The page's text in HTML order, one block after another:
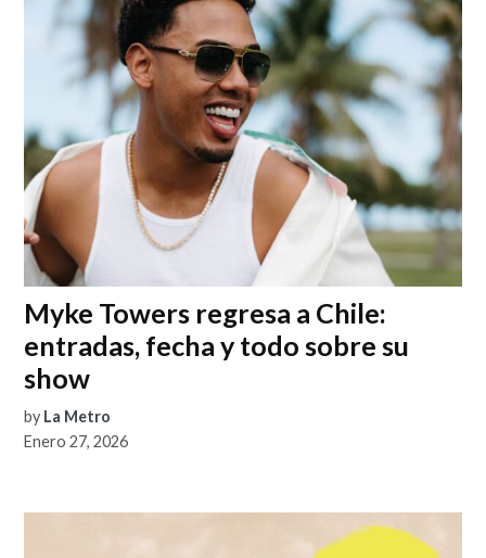
Myke Towers regresa a Chile:
entradas, fecha y todo sobre su
show
by La Metro
Enero 27, 2026